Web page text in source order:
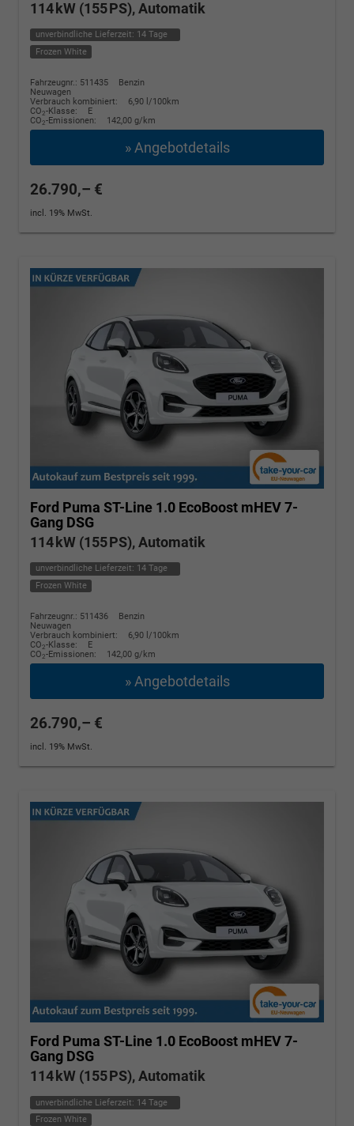
114 kW (155 PS), Automatik
unverbindliche Lieferzeit: 14 Tage
Frozen White
Fahrzeugnr.: 511435
Benzin
Neuwagen
Verbrauch kombiniert:
6,90 l/100km
CO2-Klasse:
E
CO2-Emissionen: 142,00 g/km
» Angebotdetails
26.790,– €
incl. 19% MwSt.
Ford Puma ST-Line 1.0 EcoBoost mHEV 7-
Gang DSG
114 kW (155 PS), Automatik
unverbindliche Lieferzeit: 14 Tage
Frozen White
Fahrzeugnr.: 511436
Benzin
Neuwagen
Verbrauch kombiniert:
6,90 l/100km
CO2-Klasse:
E
CO2-Emissionen: 142,00 g/km
» Angebotdetails
26.790,– €
incl. 19% MwSt.
Ford Puma ST-Line 1.0 EcoBoost mHEV 7-
Gang DSG
114 kW (155 PS), Automatik
unverbindliche Lieferzeit: 14 Tage
Frozen White